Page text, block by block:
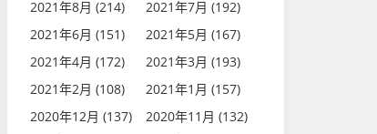
2021年8月 (214)
2021年7月 (192)
2021年6月 (151)
2021年5月 (167)
2021年4月 (172)
2021年3月 (193)
2021年2月 (108)
2021年1月 (157)
2020年12月 (137)
2020年11月 (132)